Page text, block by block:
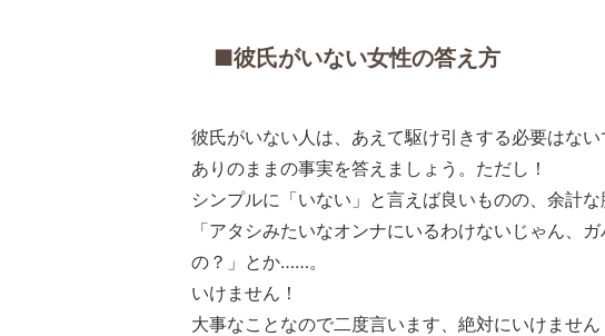
■彼氏がいない女性の答え方
彼氏がいない人は、あえて駆け引きする必要はない
ありのままの事実を答えましょう。ただし！
シンプルに「いない」と言えば良いものの、余計な
「アタシみたいなオンナにいるわけないじゃん、
の？」とか……。
いけません！
大事なことなので二度言います、絶対にいけません